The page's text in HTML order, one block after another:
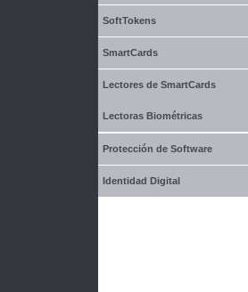
SoftTokens
SmartCards
Lectores de SmartCards
Lectoras Biométricas
Protección de Software
Identidad Digital